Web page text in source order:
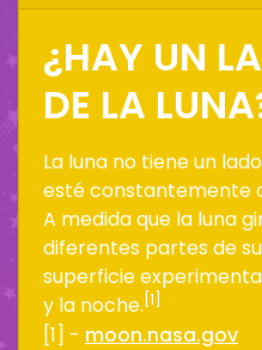
¿HAY UN
DE LA
La luna no tiene un
esté constantemente
A medida que la luna
diferentes partes de su
superficie
y la noche. [1]
[1] - moon.nasa.gov